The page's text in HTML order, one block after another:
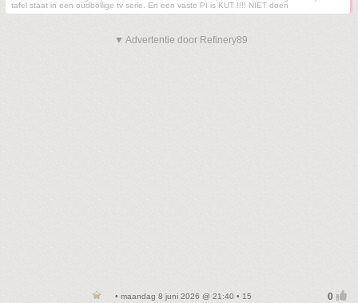
tafel staat in een oudbollige tv serie. En een vaste PI is KUT !!!! NIET doen
▼ Advertentie door Refinery89
• maandag 8 juni 2026 @ 21:40 • 15